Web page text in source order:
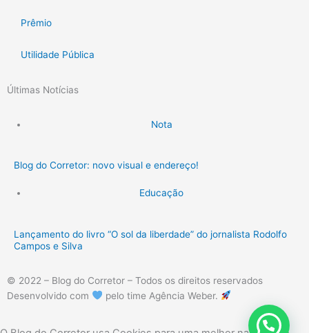
Prêmio
Utilidade Pública
Últimas Notícias
Nota
Blog do Corretor: novo visual e endereço!
Educação
Lançamento do livro “O sol da liberdade” do jornalista Rodolfo
Campos e Silva
© 2022 – Blog do Corretor – Todos os direitos reservados
Desenvolvido com
pelo time Agência Weber.